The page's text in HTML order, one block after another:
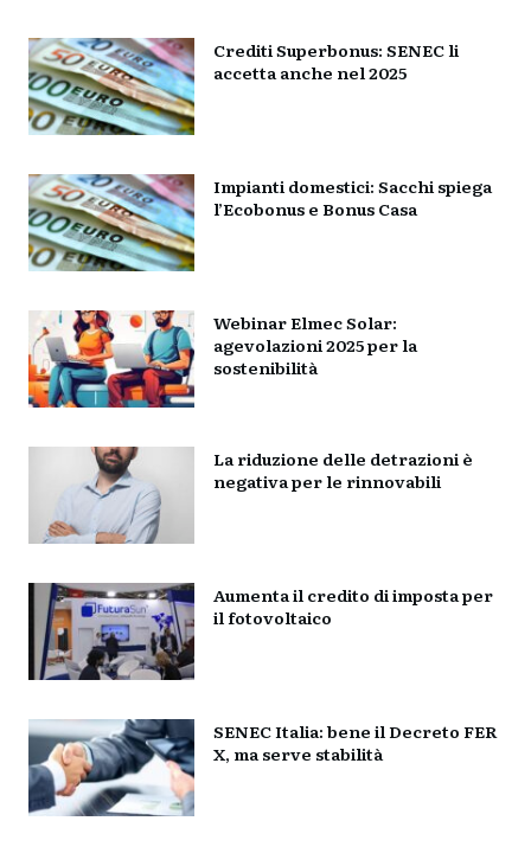
Crediti Superbonus: SENEC li
accetta anche nel 2025
Impianti domestici: Sacchi spiega
l’Ecobonus e Bonus Casa
Webinar Elmec Solar:
agevolazioni 2025 per la
sostenibilità
La riduzione delle detrazioni è
negativa per le rinnovabili
Aumenta il credito di imposta per
il fotovoltaico
SENEC Italia: bene il Decreto FER
X, ma serve stabilità